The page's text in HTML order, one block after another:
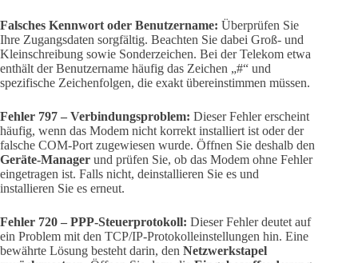
Falsches Kennwort oder Benutzername: Überprüfen Sie
Ihre Zugangsdaten sorgfältig. Beachten Sie dabei Groß- und
Kleinschreibung sowie Sonderzeichen. Bei der Telekom etwa
enthält der Benutzername häufig das Zeichen „#“ und
spezifische Zeichenfolgen, die exakt übereinstimmen müssen.
Fehler 797 – Verbindungsproblem: Dieser Fehler erscheint
häufig, wenn das Modem nicht korrekt installiert ist oder der
falsche COM-Port zugewiesen wurde. Öffnen Sie deshalb den
Geräte-Manager und prüfen Sie, ob das Modem ohne Fehler
eingetragen ist. Falls nicht, deinstallieren Sie es und
installieren Sie es erneut.
Fehler 720 – PPP-Steuerprotokoll: Dieser Fehler deutet auf
ein Problem mit den TCP/IP-Protokolleinstellungen hin. Eine
bewährte Lösung besteht darin, den Netzwerkstapel